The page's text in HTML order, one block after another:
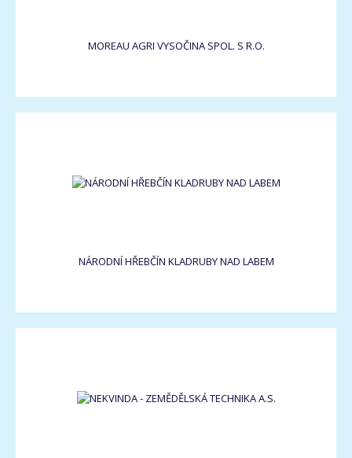
MOREAU AGRI VYSOČINA SPOL. S R.O.
NÁRODNÍ HŘEBČÍN KLADRUBY NAD LABEM